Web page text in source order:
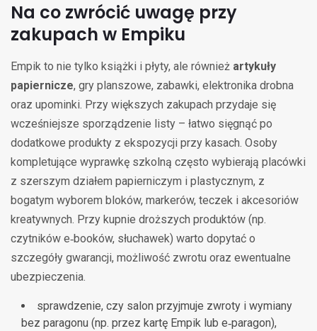
Na co zwrócić uwagę przy
zakupach w Empiku
Empik to nie tylko książki i płyty, ale również artykuły
papiernicze, gry planszowe, zabawki, elektronika drobna
oraz upominki. Przy większych zakupach przydaje się
wcześniejsze sporządzenie listy – łatwo sięgnąć po
dodatkowe produkty z ekspozycji przy kasach. Osoby
kompletujące wyprawkę szkolną często wybierają placówki
z szerszym działem papierniczym i plastycznym, z
bogatym wyborem bloków, markerów, teczek i akcesoriów
kreatywnych. Przy kupnie droższych produktów (np.
czytników e‑booków, słuchawek) warto dopytać o
szczegóły gwarancji, możliwość zwrotu oraz ewentualne
ubezpieczenia.
sprawdzenie, czy salon przyjmuje zwroty i wymiany
bez paragonu (np. przez kartę Empik lub e‑paragon),